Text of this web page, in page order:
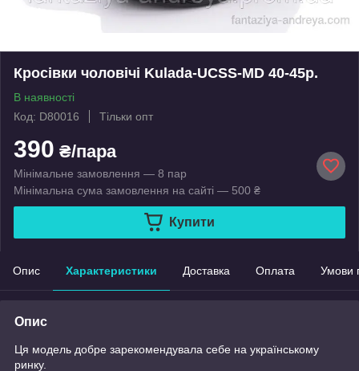
Кросівки чоловічі Kulada-UCSS-MD 40-45р.
В наявності
Код: D80016
Тільки опт
390 ₴/пара
Мінімальне замовлення — 8 пар
Мінімальна сума замовлення на сайті — 500 ₴
Купити
Опис Характеристики Доставка Оплата Умови
Опис
Ця модель добре зарекомендувала себе на українському
ринку.